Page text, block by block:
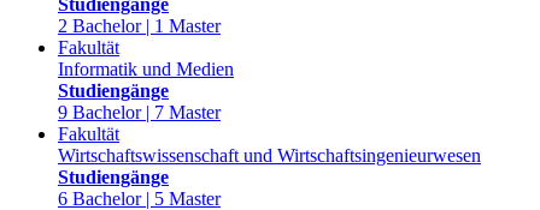
Studiengänge
2 Bachelor | 1 Master
Fakultät
Informatik und Medien
Studiengänge
9 Bachelor | 7 Master
Fakultät
Wirtschaftswissenschaft und Wirtschaftsingenieurwesen
Studiengänge
6 Bachelor | 5 Master